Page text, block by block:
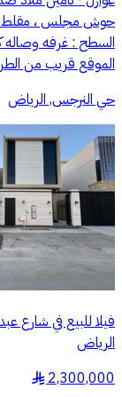
السطح : غرفه وصاله
الموقع قريب من
حي النرجس, الرياض
فيلا للبيع في شارع
الرياض
2,300,000
§